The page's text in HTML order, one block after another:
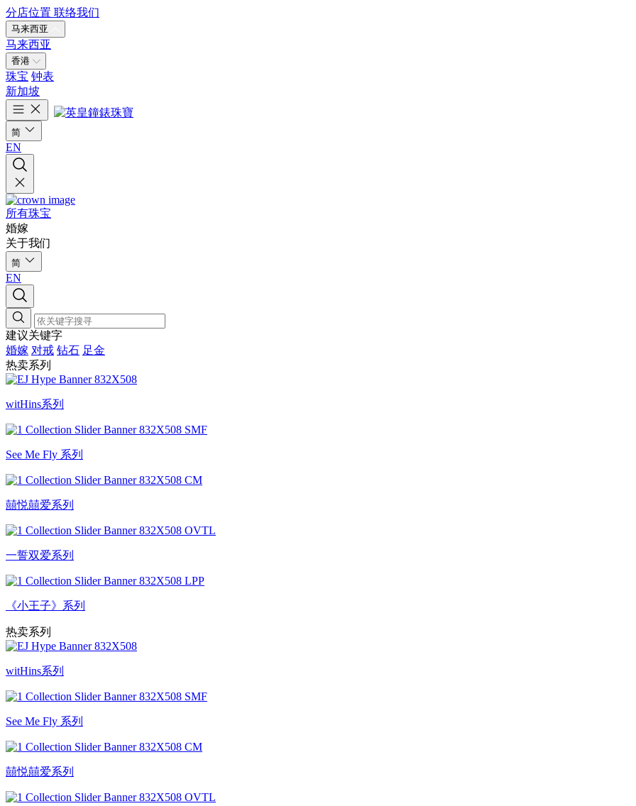
分店位置 联络我们
马来西亚
马来西亚
香港
珠宝 钟表
新加坡
简
EN
所有珠宝
婚嫁
关于我们
简
EN
建议关键字
婚嫁 对戒 钻石 足金
热卖系列
witHins系列
See Me Fly 系列
囍悦囍爱系列
一誓双爱系列
《小王子》系列
热卖系列
witHins系列
See Me Fly 系列
囍悦囍爱系列